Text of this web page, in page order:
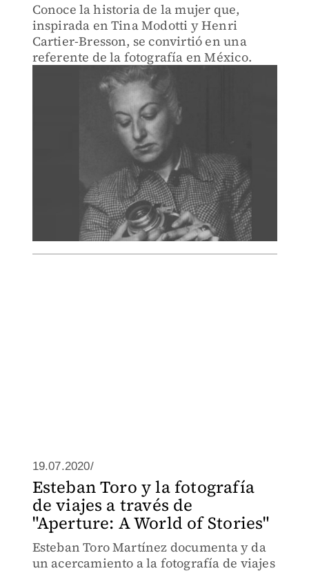
Conoce la historia de la mujer que,
inspirada en Tina Modotti y Henri
Cartier-Bresson, se convirtió en una
referente de la fotografía en México.
19.07.2020/
Esteban Toro y la fotografía
de viajes a través de
"Aperture: A World of Stories"
Esteban Toro Martínez documenta y da
un acercamiento a la fotografía de viajes